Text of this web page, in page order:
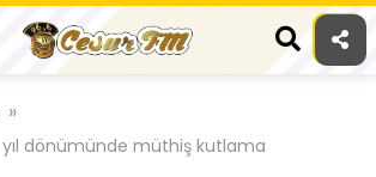
»
yıl dönümünde müthiş kutlama